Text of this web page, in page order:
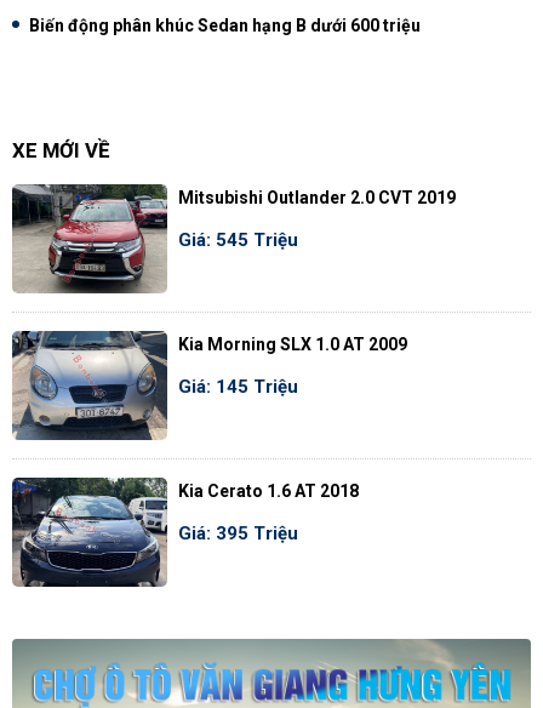
Biến động phân khúc Sedan hạng B dưới 600 triệu
XE MỚI VỀ
Mitsubishi Outlander 2.0 CVT 2019
Giá: 545 Triệu
Kia Morning SLX 1.0 AT 2009
Giá: 145 Triệu
Kia Cerato 1.6 AT 2018
Giá: 395 Triệu